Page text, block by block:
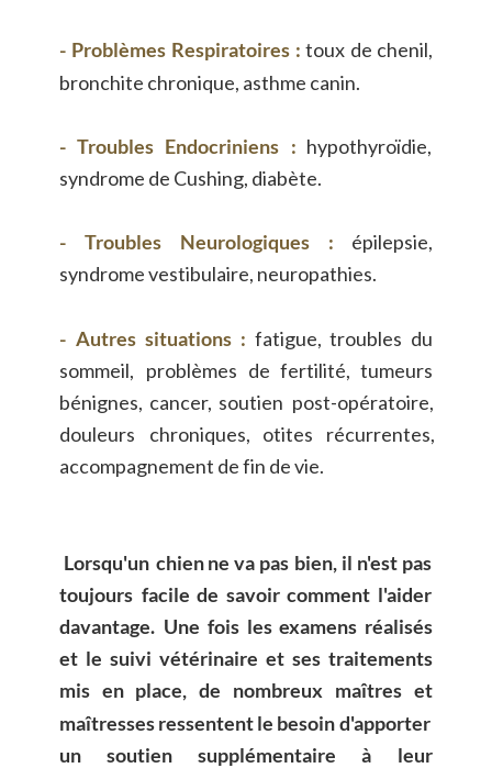
- Problèmes Respiratoires : toux de chenil,
bronchite chronique, asthme canin.
- Troubles Endocriniens : hypothyroïdie,
syndrome de Cushing, diabète.
- Troubles Neurologiques :
épilepsie,
syndrome vestibulaire, neuropathies.
- Autres situations : fatigue, troubles du
sommeil, problèmes de fertilité, tumeurs
bénignes, cancer, soutien post-opératoire,
douleurs
chroniques, otites
récurrentes,
accompagnement de fin de vie.
Lorsqu'un chienne va pas bien, il n'est pas
toujours facile de savoir comment l'aider
davantage. Une fois les examens réalisés
et le suivi vétérinaire et ses traitements
mis en place, de nombreux maîtres et
maîtressesressententle besoind'apporter
un
soutien supplémentaire à
leur